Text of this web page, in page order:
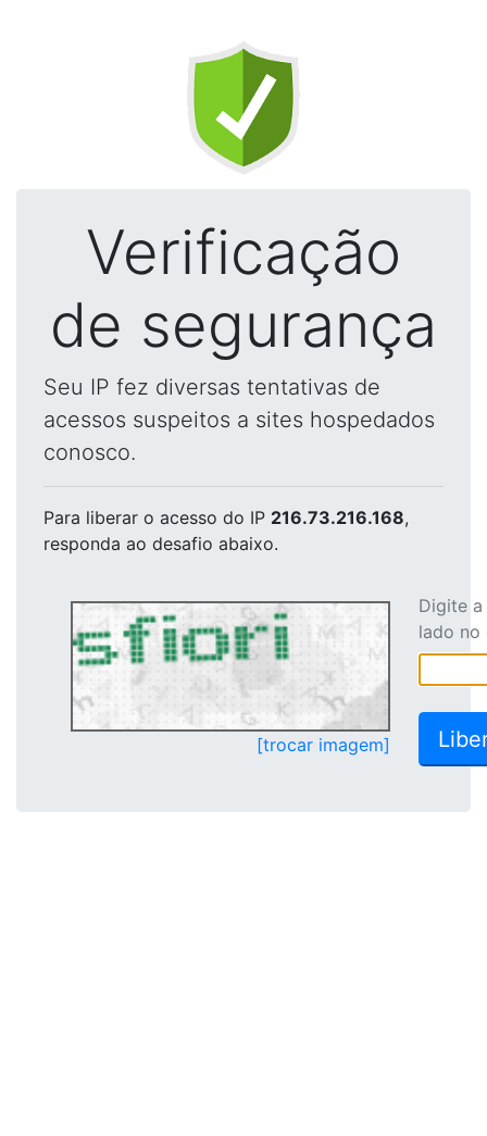
Verificação
de segurança
Seu IP fez diversas tentativas de
acessos suspeitos a sites hospedados
conosco.
Para liberar o acesso do IP 216.73.216.168,
responda ao desafio abaixo.
[trocar imagem]
Digite
lado no